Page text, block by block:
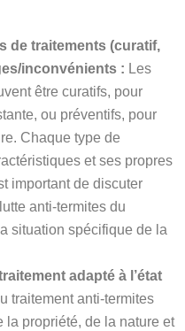
de traitements (curatif,
inconvénients : Les
être curatifs, pour
ou préventifs, pour
Chaque type de
et ses propres
important de discuter
anti-termites du
situation spécifique de la
adapté à l’état
traitement anti-termites
la propriété, de la nature et